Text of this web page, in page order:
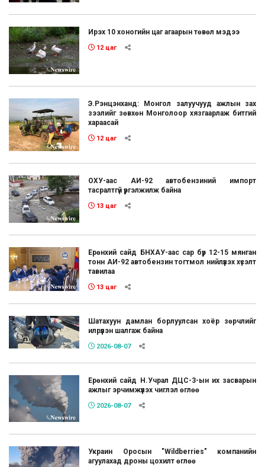
Ирэх 10 хоногийн цаг агаарын төвөл мэдээ
12 цаг
Э.Рэнцэнханд: Монгол залуучууд ажлын зах
зээлийг зөвхөн Монголоор хязгаарлаж битгий
хараасай
12 цаг
ОХУ-аас АИ-92 автобензиний импорт
тасралтгүй үргэлжилж байна
13 цаг
Ерөнхий сайд БНХАУ-аас сар бүр 12-15 мянган
тонн АИ-92 автобензин тогтмол нийлүүлэх хүсэлт
тавилаа
13 цаг
Шатахуун дамлан борлуулсан хоёр зөрчлийг
илрүүлэн шалгаж байна
2026-08-07
Ерөнхий сайд Н.Учрал ДЦС-3-ын их засварын
ажлыг эрчимжүүлэх чиглэл өглөө
2026-08-07
Украин Оросын "Wildberries" компанийн
агуулахад дроны цохилт өглөө